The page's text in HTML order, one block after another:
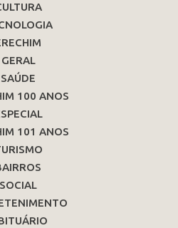
GERAL
SAÚDE
100 ANOS
101 ANOS
SOCIAL